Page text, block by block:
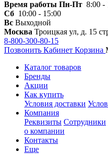
Время работы Пн-Пт 8:00 -
Сб 10:00 - 15:00
Вс Выходной
Москва Троицкая ул, д. 15
8-800-300-80-15
Позвонить Кабинет Корзина
Каталог товаров
Бренды
Акции
Как купить
Условия доставки
Компания
Реквизиты Сотрудники
о компании
Контакты
Еще